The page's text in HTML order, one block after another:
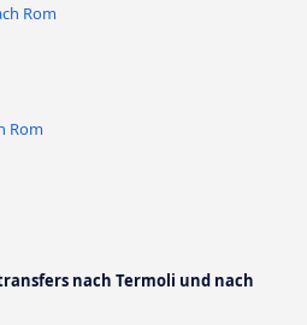
Rom
Rom
nach Termoli und nach